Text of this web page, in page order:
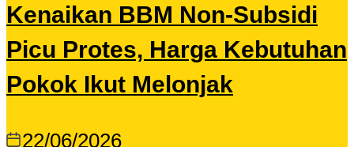
Kenaikan BBM Non-Subsidi
Picu Protes, Harga Kebutuhan
Pokok Ikut Melonjak
22/06/2026